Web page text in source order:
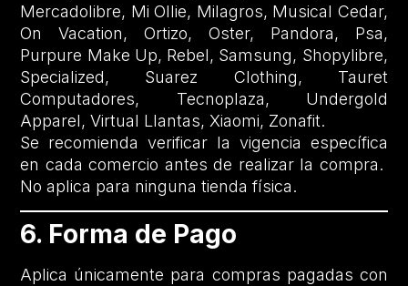
Mercadolibre, Mi Ollie, Milagros, Musical Cedar,
On Vacation, Ortizo, Oster, Pandora, Psa,
Purpure Make Up, Rebel, Samsung, Shopylibre,
Specialized, Suarez Clothing, Tauret
Computadores, Tecnoplaza, Undergold
Apparel, Virtual Llantas, Xiaomi, Zonafit.
Se recomienda verificar la vigencia específica
en cada comercio antes de realizar la compra.
No aplica para ninguna tienda física.
6. Forma de Pago
Aplica únicamente para compras pagadas con